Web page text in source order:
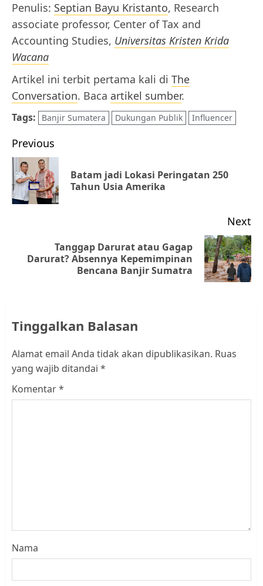
Penulis: Septian Bayu Kristanto, Research
associate professor, Center of Tax and
Accounting Studies, Universitas Kristen Krida
Wacana
Artikel ini terbit pertama kali di The
Conversation. Baca artikel sumber.
Tags: Banjir Sumatera Dukungan Publik Influencer
Post
navigation
Previous
Batam jadi Lokasi Peringatan 250
Tahun Usia Amerika
Next
Next
Tanggap Darurat atau Gagap
Darurat? Absennya Kepemimpinan
Bencana Banjir Sumatra
Tinggalkan Balasan
Alamat email Anda tidak akan dipublikasikan. Ruas
yang wajib ditandai *
Komentar*
Nama